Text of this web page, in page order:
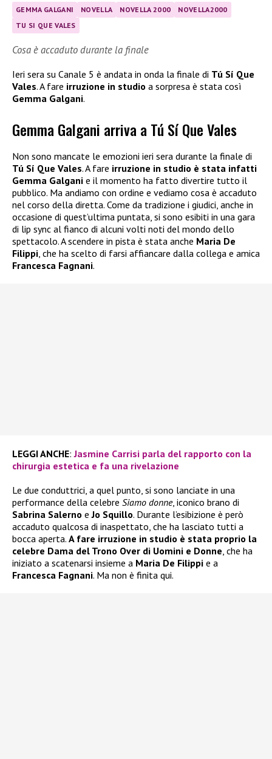
GEMMA GALGANI NOVELLA NOVELLA 2000
NOVELLA2000
TU SI QUE VALES
Cosa è accaduto durante la finale
Ieri sera su Canale 5 è andata in onda la finale di Tú Sí Que
Vales. A fare irruzione in studio a sorpresa è stata così
Gemma Galgani.
Gemma Galgani arriva a Tú Sí Que Vales
Non sono mancate le emozioni ieri sera durante la finale di
Tú Sí Que Vales. A fare irruzione in studio è stata infatti
Gemma Galgani e il momento ha fatto divertire tutto il
pubblico. Ma andiamo con ordine e vediamo cosa è accaduto
nel corso della diretta. Come da tradizione i giudici, anche in
occasione di quest’ultima puntata, si sono esibiti in una gara
di lip sync al fianco di alcuni volti noti del mondo dello
spettacolo. A scendere in pista è stata anche Maria De
Filippi , che ha scelto di farsi affiancare dalla collega e amica
Francesca Fagnani.
LEGGI ANCHE:Jasmine Carrisi parla del rapporto con la
chirurgia estetica e fa una rivelazione
Le due conduttrici, a quel punto, si sono lanciate in una
performance della celebre Siamo donne, iconico brano di
Sabrina Salerno eJo Squillo. Durante l’esibizione è però
accaduto qualcosa di inaspettato, che ha lasciato tutti a
bocca aperta. A fare irruzione in studio è stata proprio la
celebre Dama del Trono Over di Uomini e Donne , che ha
iniziato a scatenarsi insieme a Maria De Filippi e a
Francesca Fagnani. Ma non è finita qui.